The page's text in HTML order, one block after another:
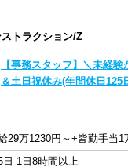
トラクション/Z
【事務スタッフ】＼未経
＆土日祝休み(年間休日
29万1230円～+皆勤手当1
日 1日8時間以上